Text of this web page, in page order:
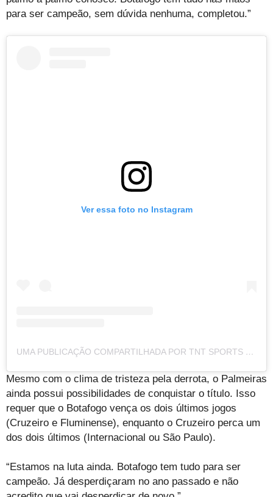
para ser campeão, sem dúvida nenhuma, completou.”
Ver essa foto no Instagram
UMA PUBLICAÇÃO COMPARTILHADA POR TNT SPORTS BRASIL (@TNTSPORTSBR)
Mesmo com o clima de tristeza pela derrota, o Palmeiras
ainda possui possibilidades de conquistar o título. Isso
requer que o Botafogo vença os dois últimos jogos
(Cruzeiro e Fluminense), enquanto o Cruzeiro perca um
dos dois últimos (Internacional ou São Paulo).
“Estamos na luta ainda. Botafogo tem tudo para ser
campeão. Já desperdiçaram no ano passado e não